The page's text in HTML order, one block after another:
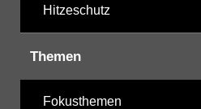
Hitzeschutz
Themen
Fokusthemen